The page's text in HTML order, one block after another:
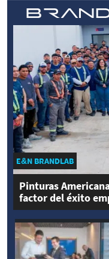
E&N BRANDLAB
Pinturas
factor del éxito